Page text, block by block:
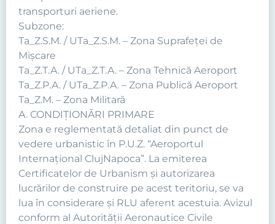
transporturi aeriene.
Subzone:
Ta_Z.S.M. / UTa_Z.S.M. – Zona Suprafeţei de
Mişcare
Ta_Z.T.A. / UTa_Z.T.A. – Zona Tehnică Aeroport
Ta_Z.P.A. / UTa_Z.P.A. – Zona Publică Aeroport
Ta_Z.M. – Zona Militară
A. CONDIŢIONĂRI PRIMARE
Zona e reglementată detaliat din punct de
vedere urbanistic în P.U.Z. “Aeroportul
Internaţional ClujNapoca”. La emiterea
Certificatelor de Urbanism şi autorizarea
lucrărilor de construire pe acest teritoriu, se va
lua în considerare şi RLU aferent acestuia. Avizul
conform al Autorității Aeronautice Civile